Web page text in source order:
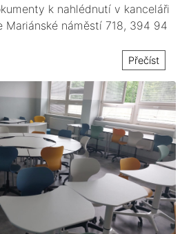
k nahlédnutí v kanceláři
Mariánské náměstí 718, 394 94
Přečíst